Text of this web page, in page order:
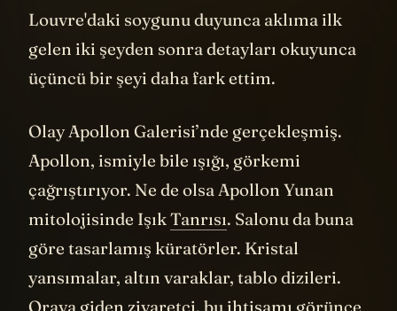
Louvre'daki soygunu duyunca aklıma ilk
gelen iki şeyden sonra detayları okuyunca
Olay Apollon Galerisi’nde gerçekleşmiş.
Apollon, ismiyle bile ışığı, görkemi
çağrıştırıyor. Ne de olsa Apollon Yunan
mitolojisinde IşıkTanrısı. Salonu da buna
göre tasarlamış küratörler. Kristal
yansımalar, altın varaklar, tablo dizileri.